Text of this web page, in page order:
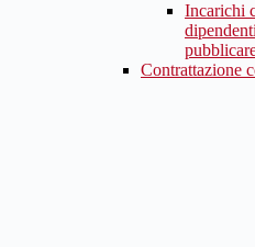
Incarichi
Contrattazione